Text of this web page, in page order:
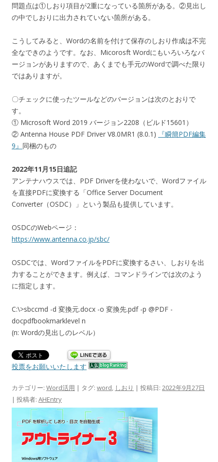
問題点は①しおり項目が2重になっている箇所がある。②見出し
の中でしおりに出力されていない箇所がある。
こうしてみると、Wordの名前を付けて保存のしおり作成は不完
全なできのようです。なお、Micorosft Wordにもいろいろなバ
ージョンがありますので、あくまでも手元のWordで調べた限り
ではありますが。
〇チェックに使ったツールなどのバージョンは次のとおりで
す。
① Microsoft Word 2019 バージョン2208（ビルド15601）
② Antenna House PDF Driver V8.0MR1 (8.0.1)
『瞬簡PDF編集
9』 同梱のもの
2022年11月15日追記
アンテナハウスでは、PDF Driverを使わないで、Wordファイル
を直接PDFに変換する「Office Server Document
Converter（OSDC）」という製品も提供しています。
OSDCのWebページ：
https://www.antenna.co.jp/sbc/
OSDCでは、WordファイルをPDFに変換するさい、しおりを出
力することができます。例えば、コマンドラインでは次のよう
に指定します。
C:\>sbccmd -d 変換元.docx -o 変換先.pdf -p @PDF -
docpdfbookmarklevel n
(n: Wordの見出しのレベル）
投票をお願いいたします
カテゴリー: Word活用 | タグ: word, しおり | 投稿日: 2022年9月27日
| 投稿者: AHEntry